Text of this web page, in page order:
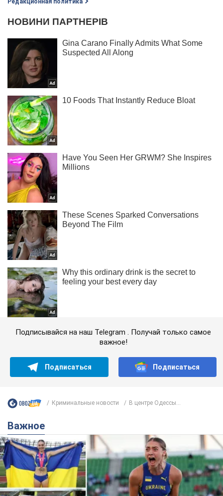
Подписывайся на наш Telegram . Получай только самое
важное!
Подписаться Подписаться
Криминальные новости В центре Одессы...
Важное